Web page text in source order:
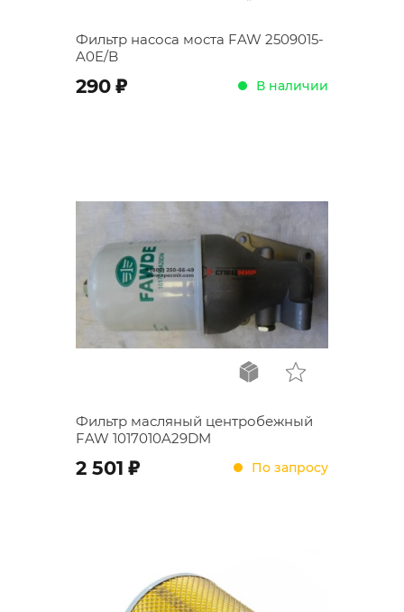
Фильтр насоса моста FAW 2509015-
A0E/B
290 ; В наличии
Фильтр масляный центробежный
FAW 1017010A29DM
2 501 ; По запросу